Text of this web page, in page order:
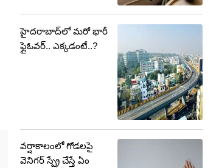
హైదరాబాద్‌లో మరో భారీ
ఫ్లైఓవర్.. ఎక్కడంటే..?
వర్షాకాలంలో గోడలపై
వెనిగర్ స్ప్రే చేస్తే ఏం